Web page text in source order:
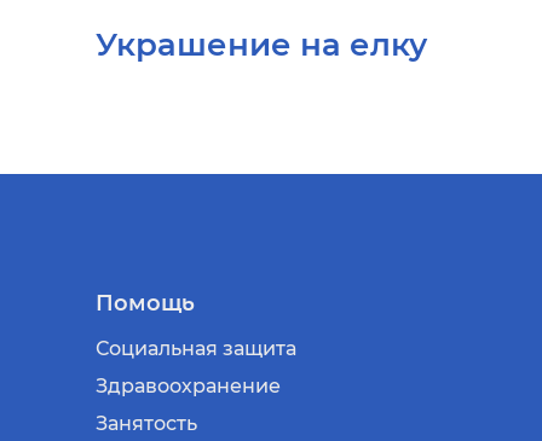
Украшение на елку
Помощь
Социальная защита
Здравоохранение
Занятость